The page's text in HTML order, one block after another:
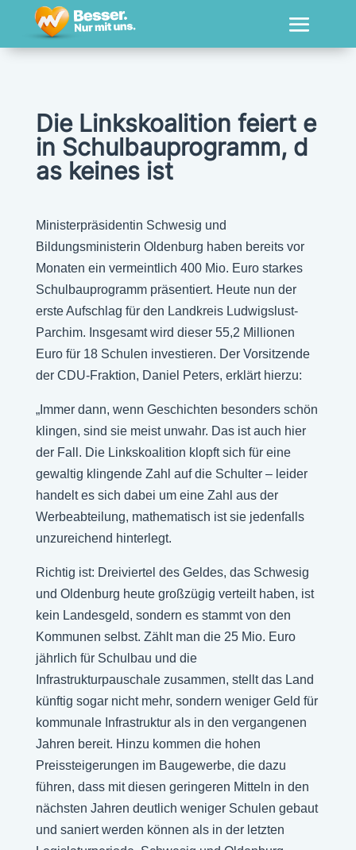
Die Linkskoalition feiert e
in Schulbauprogramm, d
as keines ist
Ministerpräsidentin Schwesig und
Bildungsministerin Oldenburg haben bereits vor
Monaten ein vermeintlich 400 Mio. Euro starkes
Schulbauprogramm präsentiert. Heute nun der
erste Aufschlag für den Landkreis Ludwigslust-
Parchim. Insgesamt wird dieser 55,2 Millionen
Euro für 18 Schulen investieren. Der Vorsitzende
der CDU-Fraktion, Daniel Peters, erklärt hierzu:
„Immer dann, wenn Geschichten besonders schön
klingen, sind sie meist unwahr. Das ist auch hier
der Fall. Die Linkskoalition klopft sich für eine
gewaltig klingende Zahl auf die Schulter – leider
handelt es sich dabei um eine Zahl aus der
Werbeabteilung, mathematisch ist sie jedenfalls
unzureichend hinterlegt.
Richtig ist: Dreiviertel des Geldes, das Schwesig
und Oldenburg heute großzügig verteilt haben, ist
kein Landesgeld, sondern es stammt von den
Kommunen selbst. Zählt man die 25 Mio. Euro
jährlich für Schulbau und die
Infrastrukturpauschale zusammen, stellt das Land
künftig sogar nicht mehr, sondern weniger Geld für
kommunale Infrastruktur als in den vergangenen
Jahren bereit. Hinzu kommen die hohen
Preissteigerungen im Baugewerbe, die dazu
führen, dass mit diesen geringeren Mitteln in den
nächsten Jahren deutlich weniger Schulen gebaut
und saniert werden können als in der letzten